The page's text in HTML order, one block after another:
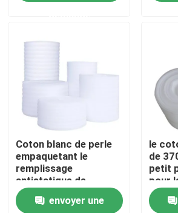
Matériaux d'isolation thermique
La laine de verre d'isolation
Panneau de laine de verre
Panneau sandwich en laine de
Coton blanc de perle
empaquetant le
remplissage
antistatique de
mousse de coton de
perle de 1.2m
envoyer une
le
de
petit
pour
exprès